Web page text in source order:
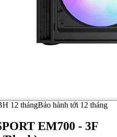
12 thángBảo hành tới 12 tháng
EM700 - 3F